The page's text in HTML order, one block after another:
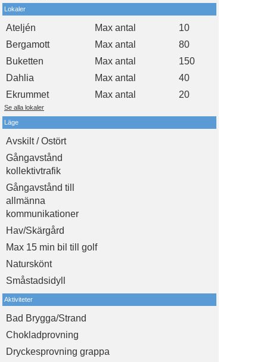
Lokaler
Ateljén Max antal
10
Bergamott
Max antal
80
Buketten
Max antal
150
Dahlia
Max antal
40
Ekrummet
Max antal 20
Se alla lokaler
Läge
Avskilt / Ostört
Gångavstånd
kollektivtrafik
Gångavstånd till
allmänna
kommunikationer
Hav/Skärgård
Max 15 min bil till golf
Naturskönt
Småstadsidyll
Aktiviteter
Bad Brygga/Strand
Chokladprovning
Dryckesprovning grappa